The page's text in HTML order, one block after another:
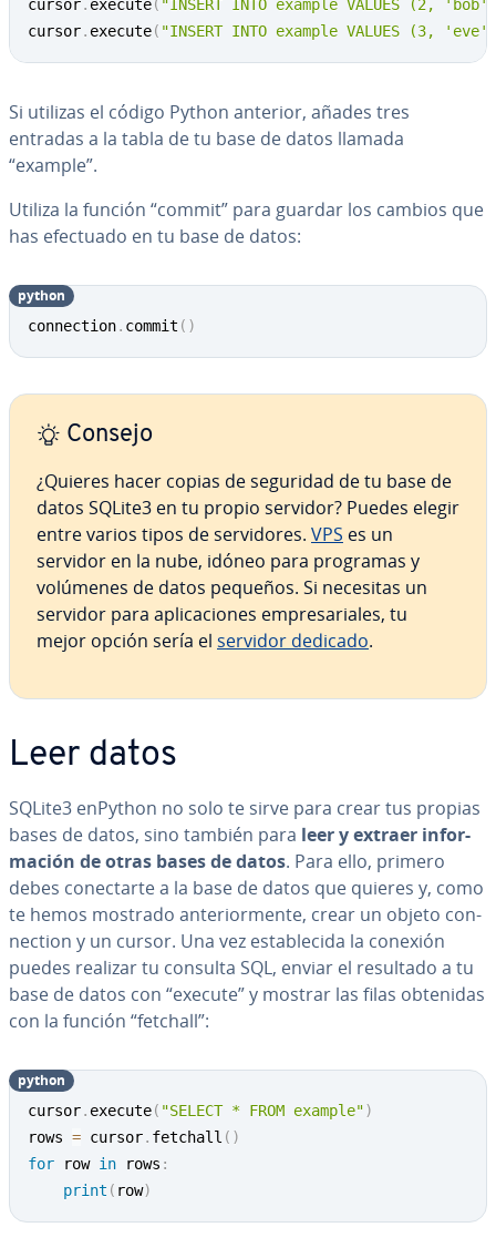
cursor. execute( "INSERT INTO example VALUES (2,
cursor. execute( "INSERT INTO example VALUES (3,
Si utilizas el código Python anterior, añades tres
entradas a la tabla de tu base de datos llamada
“example”.
Utiliza la función “commit” para guardar los cambios que
has efectuado en tu base de datos:
connection. commit ( )
python
Consejo
¿Quieres hacer copias de seguridad de tu base de
datos SQLite3 en tu propio servidor? Puedes elegir
entre varios tipos de se­r­vi­do­res. VPS es un
servidor en la nube, idóneo para programas y
volúmenes de datos pequeños. Si necesitas un
servidor para apli­ca­cio­nes em­pre­sa­ria­les, tu
mejor opción sería el servidor dedicado.
Leer datos
SQLite3 enPython no solo te sirve para crear tus propias
bases de datos, sino también para leer y extraer in­fo­r­
ma­ción de otras bases de datos. Para ello, primero
debes co­ne­c­tar­te a la base de datos que quieres y, como
te hemos mostrado an­te­rio­r­me­n­te, crear un objeto co­n­
ne­c­tion y un cursor. Una vez es­ta­ble­ci­da la conexión
puedes realizar tu consulta SQL, enviar el resultado a tu
base de datos con “execute” y mostrar las filas obtenidas
con la función “fetchall”:
cursor. execute( "SELECT * FROM example")
rows = cursor. fetchall ( )
for row in rows :
print ( row)
python